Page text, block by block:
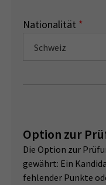
Nationalität *
Schweiz
Option zur
Die Option zur
gewährt: Ein
fehlender Punkte